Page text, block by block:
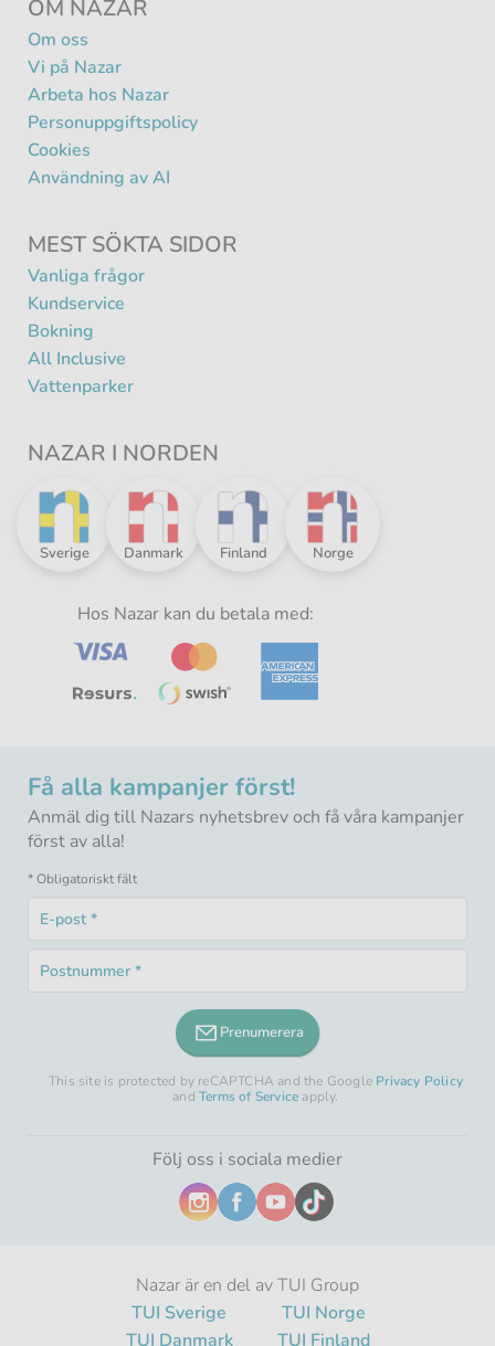
OM NAZAR
Om oss
Vi på Nazar
Arbeta hos Nazar
Personuppgiftspolicy
Cookies
Användning av AI
MEST SÖKTA SIDOR
Vanliga frågor
Kundservice
Bokning
All Inclusive
Vattenparker
NAZAR I NORDEN
Nazar
Sverige
Nazar
-
Danmark
Nazar
-
Finland
Nazar
-
Norge
Nazar är en del av TUI Group
TUI Sverige
TUI Norge
TUI Danmark
TUI Finland
Hos Nazar kan du betala med:
Få alla kampanjer först!
Anmäl dig till Nazars nyhetsbrev och få våra kampanjer
först av alla!
* Obligatoriskt fält
E-
post
fält
Postnummer
Obligatoriskt
Prenumerera
This site is protected by reCAPTCHA and the Google Privacy Policy
andTerms of Service apply.
Följ oss i sociala medier